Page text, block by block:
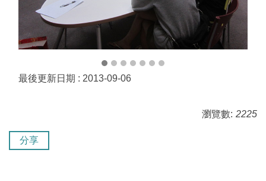
最後更新日期 : 2013-09-06
瀏覽數: 2225
分享